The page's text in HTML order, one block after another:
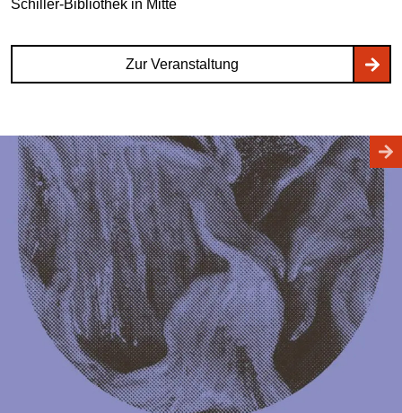
Schiller-Bibliothek in Mitte
Zur Veranstaltung